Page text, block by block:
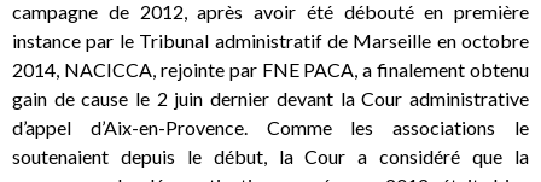
campagne de 2012, après avoir été débouté en première
instance par le Tribunal administratif de Marseille en octobre
2014, NACICCA, rejointe par FNE PACA, a finalement obtenu
gain de cause le 2 juin dernier devant la Cour administrative
d’appel d’Aix-en-Provence. Comme les associations le
soutenaient depuis le début, la Cour a considéré que la